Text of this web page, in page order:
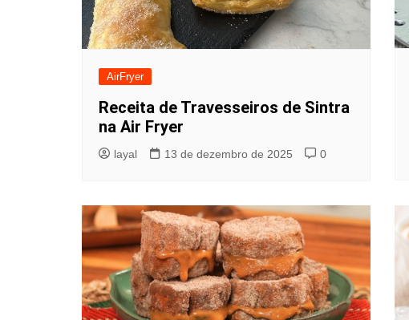
AirFryer
Receita de Travesseiros de Sintra
na Air Fryer
layal 13 de dezembro de 2025 0